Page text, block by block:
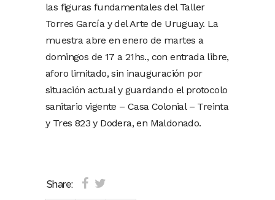
las figuras fundamentales del Taller
Torres García y del Arte de Uruguay. La
muestra abre en enero de martes a
domingos de 17 a 21hs., con entrada libre,
aforo limitado, sin inauguración por
situación actual y guardando el protocolo
sanitario vigente – Casa Colonial – Treinta
y Tres 823 y Dodera, en Maldonado.
Share: